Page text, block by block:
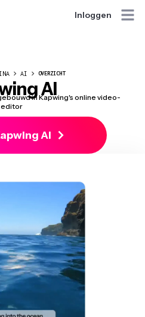
Inloggen
AI OVERZICHT
AI
in Kapwing's online video-
editor
AI